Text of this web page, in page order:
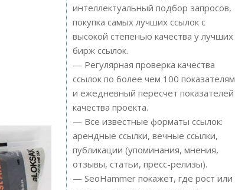
интеллектуальный подбор запросов,
покупка самых лучших ссылок с
высокой степенью качества у лучших
бирж ссылок.
— Регулярная проверка качества
ссылок по более чем 100 показателям
и ежедневный пересчет показателей
качества проекта.
— Все известные форматы ссылок:
арендные ссылки, вечные ссылки,
публикации (упоминания, мнения,
отзывы, статьи, пресс-релизы).
— SeoHammer покажет, где рост или